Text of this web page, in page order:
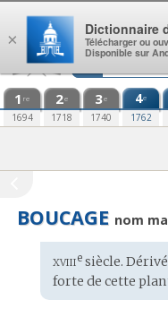
Aller au contenu
1 re
1694
2e
1718
3e
1740
4e
1762
BOUCAGE nom
Étymologie
:
xviiiesiècle.
forte de cette
×
Dictionnaire
Télécharger ou
Disponible sur